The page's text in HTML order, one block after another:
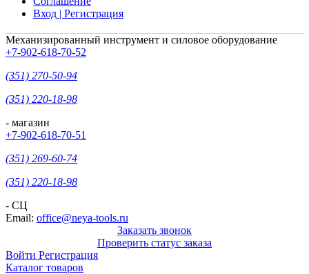
Вход | Регистрация
Механизированный инструмент и силовое оборудование
+7-902-618-70-52
(351) 270-50-94
(351) 220-18-98
- магазин
+7-902-618-70-51
(351) 269-60-74
(351) 220-18-98
- СЦ
Email: office@neya-tools.ru
Заказать звонок
Проверить статус заказа
Войти Регистрация
Каталог товаров